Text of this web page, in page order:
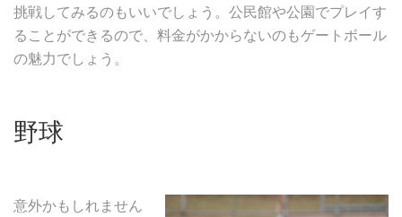
挑戦してみるのもいいでしょう。公民館や公園でプレイす
ることができるので、料金がかからないのもゲートボール
の魅力でしょう。
野球
意外かもしれません